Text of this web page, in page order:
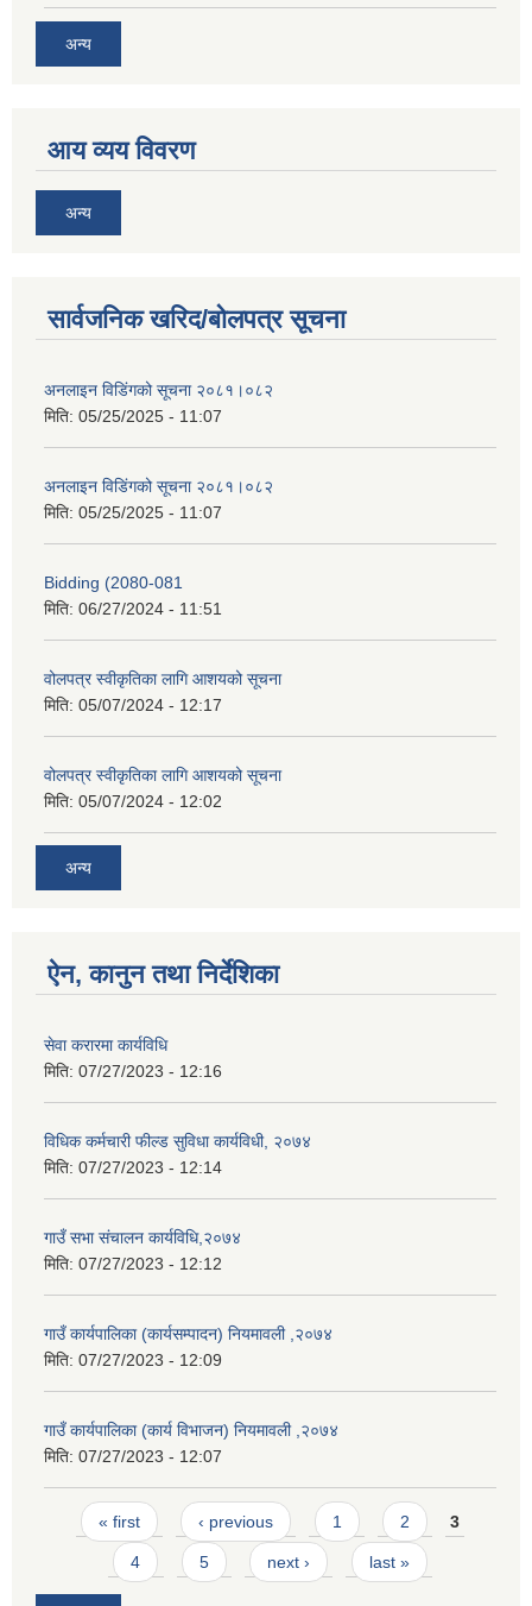
अन्य
आय व्यय विवरण
अन्य
सार्वजनिक खरिद/बोलपत्र सूचना
अनलाइन विडि‌ं‍गको सूचना २०८१।०८२
मिति: 05/25/2025 - 11:07
अनलाइन विडि‌ं‍गको सूचना २०८१।०८२
मिति: 05/25/2025 - 11:07
Bidding (2080-081
मिति: 06/27/2024 - 11:51
वोलपत्र स्वीकृतिका लागि आशयको सूचना
मिति: 05/07/2024 - 12:17
वोलपत्र स्वीकृतिका लागि आशयको सूचना
मिति: 05/07/2024 - 12:02
अन्य
ऐन, कानुन तथा निर्देशिका
सेवा करारमा कार्यविधि
मिति: 07/27/2023 - 12:16
विधिक कर्मचारी फील्ड सुविधा कार्यविधी, २०७४
मिति: 07/27/2023 - 12:14
गाउँ सभा संचालन कार्यविधि,२०७४
मिति: 07/27/2023 - 12:12
गाउँ कार्यपालिका (कार्यसम्पादन) नियमावली ,२०७४
मिति: 07/27/2023 - 12:09
गाउँ कार्यपालिका (कार्य विभाजन) नियमावली ,२०७४
मिति: 07/27/2023 - 12:07
Pages
« first ‹ previous 1 2 3
4 5 next › last »